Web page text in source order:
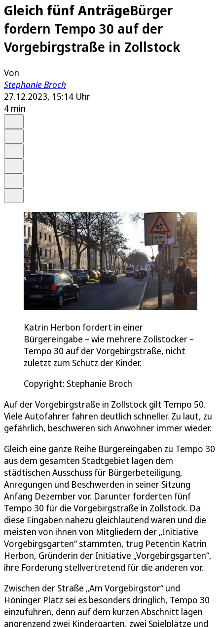
Gleich fünf AnträgeBürger
fordern Tempo 30 auf der
Vorgebirgstraße in Zollstock
Von
Stephanie Broch
27.12.2023, 15:14 Uhr
4 min
Katrin Herbon fordert in einer
Bürgereingabe – wie mehrere Zollstocker –
Tempo 30 auf der Vorgebirgstraße, nicht
zuletzt zum Schutz der Kinder.
Copyright: Stephanie Broch
Auf der Vorgebirgstraße in Zollstock gilt Tempo 50.
Viele Autofahrer fahren deutlich schneller. Zu laut, zu
gefährlich, beschweren sich Anwohner immer wieder.
Gleich eine ganze Reihe Bürgereingaben zu Tempo 30
aus dem gesamten Stadtgebiet lagen dem
städtischen Ausschuss für Bürgerbeteiligung,
Anregungen und Beschwerden in seiner Sitzung
Anfang Dezember vor. Darunter forderten fünf
Tempo 30 für die Vorgebirgstraße in Zollstock. Da
diese Eingaben nahezu gleichlautend waren und die
meisten von ihnen von Mitgliedern der „Initiative
Vorgebirgsgarten“ stammten, trug Petentin Katrin
Herbon, Gründerin der Initiative „Vorgebirgsgarten“,
ihre Forderung stellvertretend für die anderen vor.
Zwischen der Straße „Am Vorgebirgstor“ und
Höninger Platz sei es besonders dringlich, Tempo 30
einzuführen, denn auf dem kurzen Abschnitt lägen
angrenzend zwei Kindergärten, zwei Spielplätze und